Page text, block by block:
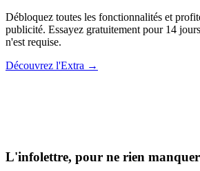
Débloquez toutes les fonctionnalités et
publicité. Essayez gratuitement pour 14
n'est requise.
Découvrez l'Extra →
L'infolettre, pour ne rien